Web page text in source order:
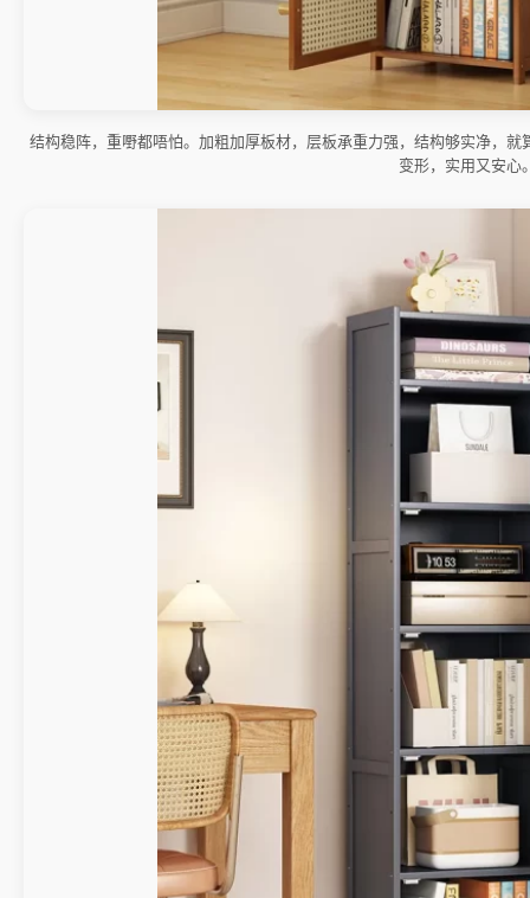
结构稳阵，重嘢都唔怕。加粗加厚板材，层板承重力强，结构够实净，
变形，实用又安心